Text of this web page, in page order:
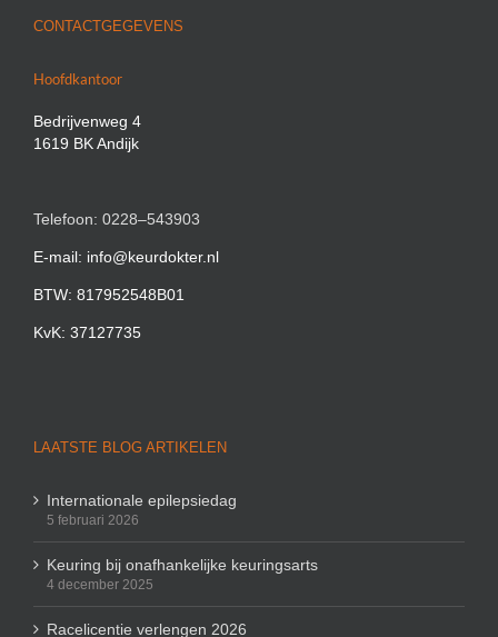
CONTACTGEGEVENS
Hoofdkantoor
Bedrijvenweg 4
1619 BK Andijk
Telefoon: 0228–543903
E-mail: info@keurdokter.nl
BTW: 817952548B01
KvK: 37127735
LAATSTE BLOG ARTIKELEN
Internationale epilepsiedag
5 februari 2026
Keuring bij onafhankelijke keuringsarts
4 december 2025
Racelicentie verlengen 2026